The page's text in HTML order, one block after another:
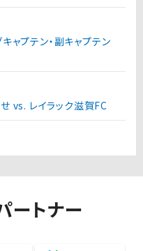
ャプテン・副キャプテン
vs. レイラック滋賀FC
ートナー